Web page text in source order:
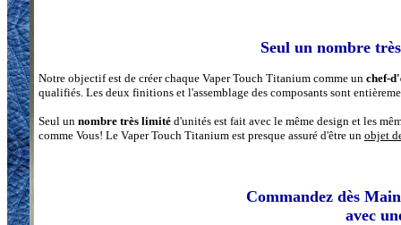
Seul un nombre
Notre objectif est de créer chaque Vaper Touch Titanium comme un chef-
qualifiés. Les deux finitions et l'assemblage des composants sont
Seul un nombre très limité d'unités est fait avec le même design et les
comme Vous! Le Vaper Touch Titanium est presque assuré d'être un objet
Commandez dès
avec